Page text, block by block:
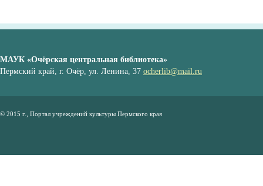
МАУК «Очёрская центральная библиотека»
Пермский край, г. Очёр, ул. Ленина, 37 ocherlib@mail.ru
© 2015 г., Портал учреждений культуры Пермского края